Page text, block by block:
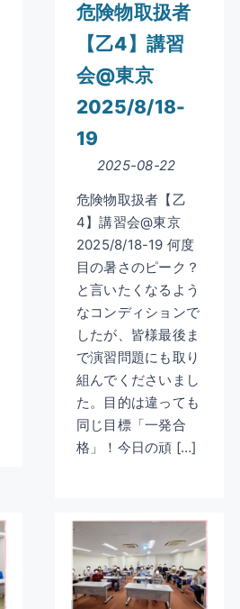
危険物取扱者
【乙4】講習
会@東京
2025/8/18-
19
2025-08-22
危険物取扱者【乙
4】講習会@東京
2025/8/18-19 何度
目の暑さのピーク？
と言いたくなるよう
なコンディションで
したが、皆様最後ま
で演習問題にも取り
組んでくださいまし
た。目的は違っても
同じ目標「一発合
格」！今日の頑 […]